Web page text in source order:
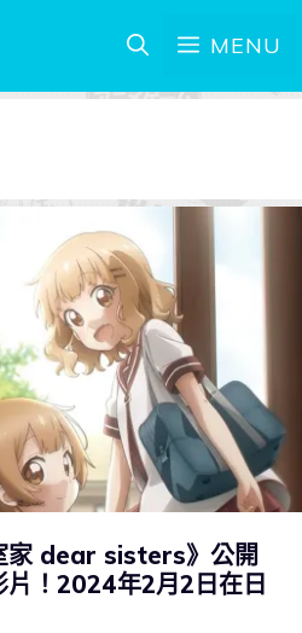
MENU
家 dear sisters》公開
片！2024年2月2日在日